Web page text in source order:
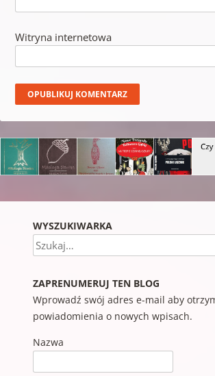
Witryna internetowa
WYSZUKIWARKA
Szukaj
ZAPRENUMERUJ TEN BLOG
Wprowadź swój adres e-mail aby
powiadomienia o nowych wpisach.
Nazwa